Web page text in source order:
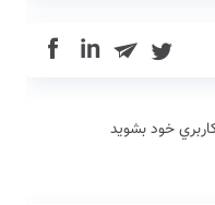
in
خود بشويد